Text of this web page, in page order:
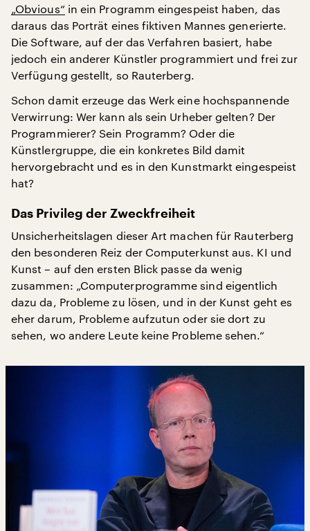
„Obvious“ in ein Programm eingespeist haben, das
daraus das Porträt eines fiktiven Mannes generierte.
Die Software, auf der das Verfahren basiert, habe
jedoch ein anderer Künstler programmiert und frei zur
Verfügung gestellt, so Rauterberg.
Schon damit erzeuge das Werk eine hochspannende
Verwirrung: Wer kann als sein Urheber gelten? Der
Programmierer? Sein Programm? Oder die
Künstlergruppe, die ein konkretes Bild damit
hervorgebracht und es in den Kunstmarkt eingespeist
hat?
Das Privileg der Zweckfreiheit
Unsicherheitslagen dieser Art machen für Rauterberg
den besonderen Reiz der Computerkunst aus. KI und
Kunst – auf den ersten Blick passe da wenig
zusammen: „Computerprogramme sind eigentlich
dazu da, Probleme zu lösen, und in der Kunst geht es
eher darum, Probleme aufzutun oder sie dort zu
sehen, wo andere Leute keine Probleme sehen.“